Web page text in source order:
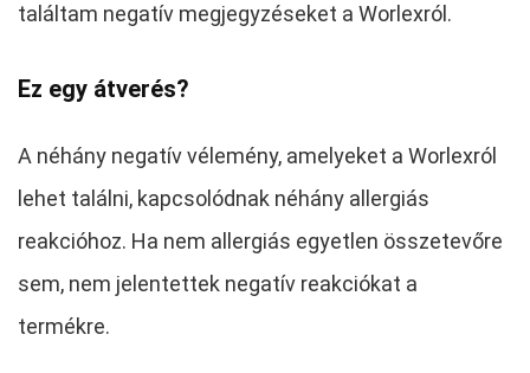
találtam negatív megjegyzéseket a Worlexról.
Ez egy átverés?
A néhány negatív vélemény, amelyeket a Worlexról
lehet találni, kapcsolódnak néhány allergiás
reakcióhoz. Ha nem allergiás egyetlen összetevőre
sem, nem jelentettek negatív reakciókat a
termékre.